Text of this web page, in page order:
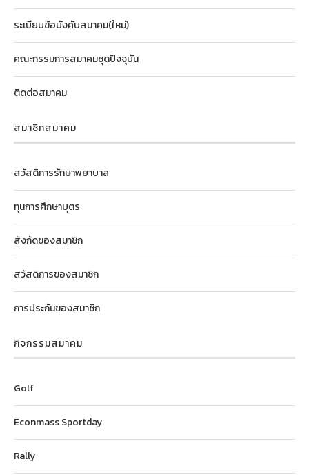
ระเบียบข้อบังคับสมาคม(ใหม่)
คณะกรรมการสมาคมชุดปัจจุบัน
ติดต่อสมาคม
สมาชิกสมาคม
สวัสดิการรักษาพยาบาล
ทุนการศึกษาบุตร
สังกัดของสมาชิก
สวัสดิการของสมาชิก
การประกันของสมาชิก
กิจกรรมสมาคม
Golf
Econmass Sportday
Rally